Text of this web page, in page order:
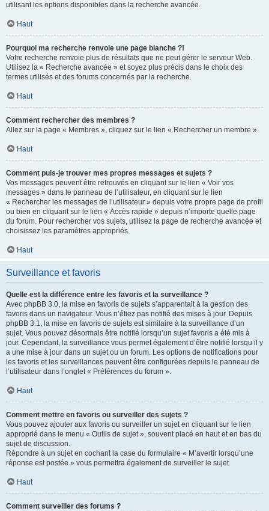
utilisant les options disponibles dans la recherche avancée.
Haut
Pourquoi ma recherche renvoie une page blanche ?!
Votre recherche renvoie plus de résultats que ne peut gérer le serveur Web.
Utilisez la « Recherche avancée » et soyez plus précis dans le choix des
termes utilisés et des forums concernés par la recherche.
Haut
Comment rechercher des membres ?
Allez sur la page « Membres », cliquez sur le lien « Rechercher un membre ».
Haut
Comment puis-je trouver mes propres messages et sujets ?
Vos messages peuvent être retrouvés en cliquant sur le lien « Voir vos
messages » dans le panneau de l’utilisateur, en cliquant sur le lien
« Rechercher les messages de l’utilisateur » depuis votre propre page de profil
ou bien en cliquant sur le lien « Accès rapide » depuis n’importe quelle page
du forum. Pour rechercher vos sujets, utilisez la page de recherche avancée et
choisissez les paramètres appropriés.
Haut
Surveillance et favoris
Quelle est la différence entre les favoris et la surveillance ?
Avec phpBB 3.0, la mise en favoris de sujets s’apparentait à la gestion des
favoris dans un navigateur. Vous n’étiez pas notifié des mises à jour. Depuis
phpBB 3.1, la mise en favoris de sujets est similaire à la surveillance d’un
sujet. Vous pouvez désormais être notifié lorsqu’un sujet favoris a été mis à
jour. Cependant, la surveillance vous permet également d’être notifié lorsqu’il y
a une mise à jour dans un sujet ou un forum. Les options de notifications pour
les favoris et les surveillances peuvent être configurées depuis le panneau de
l’utilisateur dans l’onglet « Préférences du forum ».
Haut
Comment mettre en favoris ou surveiller des sujets ?
Vous pouvez ajouter aux favoris ou surveiller un sujet en cliquant sur le lien
approprié dans le menu « Outils de sujet », souvent placé en haut et en bas du
sujet de discussion.
Répondre à un sujet en cochant la case du formulaire « M’avertir lorsqu’une
réponse est postée » vous permettra également de surveiller le sujet.
Haut
Comment surveiller des forums ?